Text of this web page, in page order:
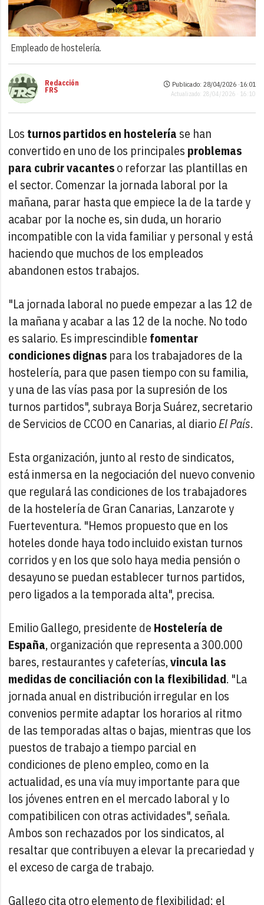
Empleado de hostelería.
Redacción
FRS
Publicado: 28/04/2026 ·16:01
Actualizado: 28/04/2026 · 16:10
Los turnos partidos en hostelería se han
convertido en uno de los principales problemas
para cubrir vacanteso reforzar las plantillas en
el sector. Comenzar la jornada laboral por la
mañana, parar hasta que empiece la de la tarde y
acabar por la noche es, sin duda, un horario
incompatible con la vida familiar y personal y está
haciendo que muchos de los empleados
abandonen estos trabajos.
"La jornada laboral no puede empezar a las 12 de
la mañana y acabar a las 12 de la noche. No todo
es salario. Es imprescindible fomentar
condiciones dignas para los trabajadores de la
hostelería, para que pasen tiempo con su familia,
y una de las vías pasa por la supresión de los
turnos partidos", subraya Borja Suárez, secretario
de Servicios de CCOO en Canarias, al diarioEl País.
Esta organización, junto al resto de sindicatos,
está inmersa en la negociación del nuevo convenio
que regulará las condiciones de los trabajadores
de la hostelería de Gran Canarias, Lanzarote y
Fuerteventura. "Hemos propuesto que en los
hoteles donde haya todo incluido existan turnos
corridos y en los que solo haya media pensión o
desayuno se puedan establecer turnos partidos,
pero ligados a la temporada alta", precisa.
Emilio Gallego, presidente de Hostelería de
España, organización que representa a 300.000
bares, restaurantes y cafeterías,vincula las
medidas de conciliación con la flexibilidad. "La
jornada anual en distribución irregular en los
convenios permite adaptar los horarios al ritmo
de las temporadas altas o bajas, mientras que los
puestos de trabajo a tiempo parcial en
condiciones de pleno empleo, como en la
actualidad, es una vía muy importante para que
los jóvenes entren en el mercado laboral y lo
compatibilicen con otras actividades", señala.
Ambos son rechazados por los sindicatos, al
resaltar que contribuyen a elevar la precariedad y
el exceso de carga de trabajo.
Gallego cita otro elemento de flexibilidad: el